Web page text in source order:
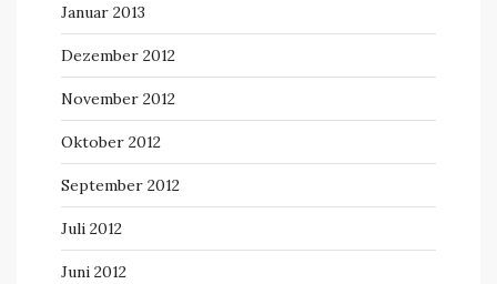
Januar 2013
Dezember 2012
November 2012
Oktober 2012
September 2012
Juli 2012
Juni 2012